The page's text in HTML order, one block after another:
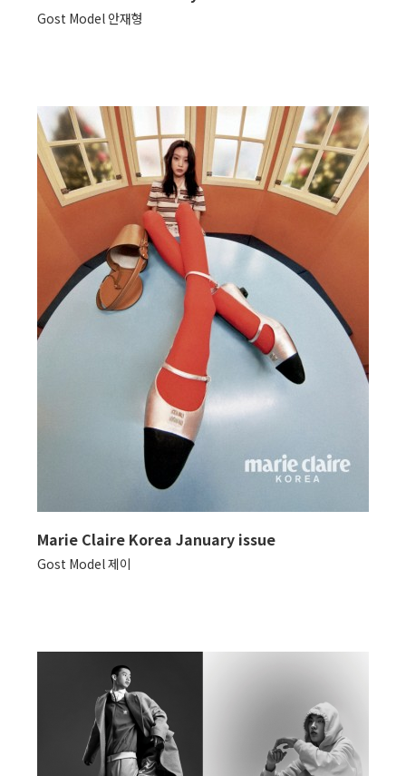
Gost Model 안재형
Marie Claire Korea January issue
Gost Model 제이